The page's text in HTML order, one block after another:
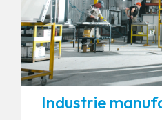
Industrie